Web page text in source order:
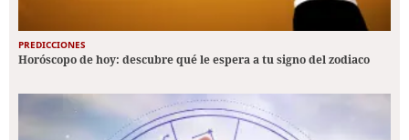
PREDICCIONES
Horóscopo de hoy: descubre qué le espera a tu signo del zodiaco